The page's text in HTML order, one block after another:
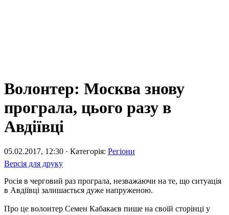
Волонтер: Москва знову
програла, цього разу в
Авдіївці
05.02.2017, 12:30 · Категорія: Регіони
Версія для друку
Росія в черговий раз програла, незважаючи на те, що ситуація
в Авдіївці залишається дуже напруженою.
Про це волонтер Семен Кабакаєв пише на своїй сторінці у